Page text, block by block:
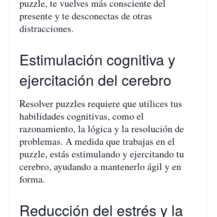
puzzle, te vuelves más consciente del
presente y te desconectas de otras
distracciones.
Estimulación cognitiva y
ejercitación del cerebro
Resolver puzzles requiere que utilices tus
habilidades cognitivas, como el
razonamiento, la lógica y la resolución de
problemas. A medida que trabajas en el
puzzle, estás estimulando y ejercitando tu
cerebro, ayudando a mantenerlo ágil y en
forma.
Reducción del estrés y la